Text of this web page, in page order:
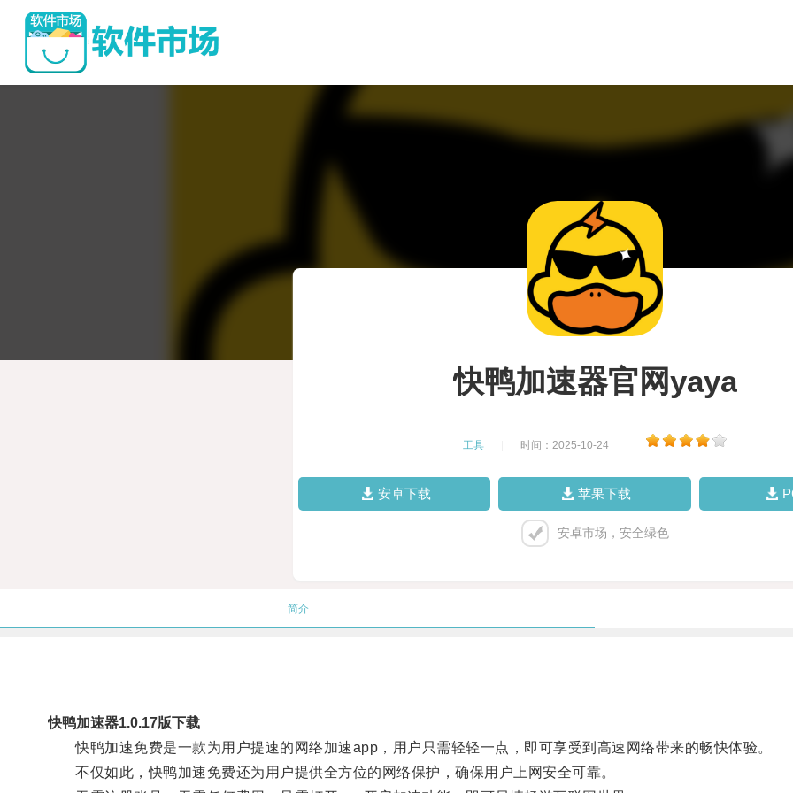
快鸭加速器官网yaya
工具 时间：2025-10-24
安卓下载 苹果下载
安卓市场，安全绿色
简介
快鸭加速器1.0.17版下载
快鸭加速免费是一款为用户提速的网络加速app，用户只需轻轻一点，即可享受到高速网络带来的畅快体验。
不仅如此，快鸭加速免费还为用户提供全方位的网络保护，确保用户上网安全可靠。